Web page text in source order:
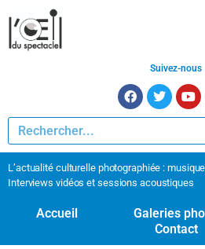
Suivez-nous
L’actualité culturelle photographiée :
Interviews vidéos et sessions acoustiques
Accueil Galeries
Contact